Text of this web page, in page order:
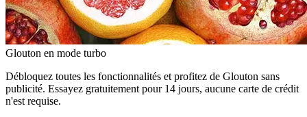
Glouton en mode turbo
Débloquez toutes les fonctionnalités et profitez de Glouton sans
publicité. Essayez gratuitement pour 14 jours, aucune carte de crédit
n'est requise.